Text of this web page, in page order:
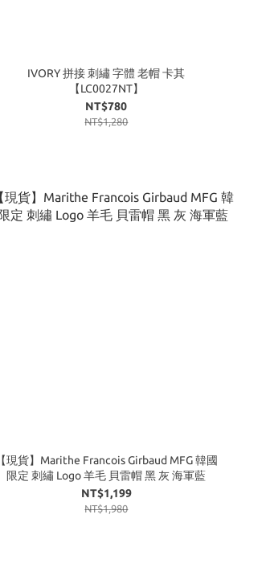
IVORY 拼接 刺繡 字體 老帽 卡其
【LC0027NT】
NT$780
NT$1,280
【現貨】Marithe Francois Girbaud MFG 韓國
限定 刺繡 Logo 羊毛 貝雷帽 黑 灰 海軍藍
NT$1,199
NT$1,980